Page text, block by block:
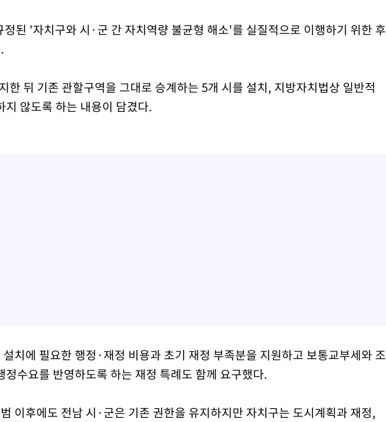
정된 '자치구와 시·군 간 자치역량 불균형 해소'를 실질적으로 이행하기 위한 후
한 뒤 기존 관할구역을 그대로 승계하는 5개 시를 설치, 지방자치법상 일반적
지 않도록 하는 내용이 담겼다.
치에 필요한 행정·재정 비용과 초기 재정 부족분을 지원하고 보통교부세와 조
정수요를 반영하도록 하는 재정 특례도 함께 요구했다.
이후에도 전남 시·군은 기존 권한을 유지하지만 자치구는 도시계획과 재정,